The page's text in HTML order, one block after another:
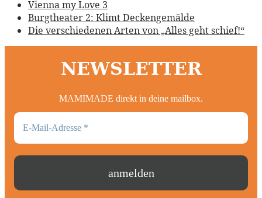
Vienna my Love 3
Burgtheater 2: Klimt Deckengemälde
Die verschiedenen Arten von „Alles geht schief!“
NEWSLETTER
MAMIMADE direkt in deine mailbox.